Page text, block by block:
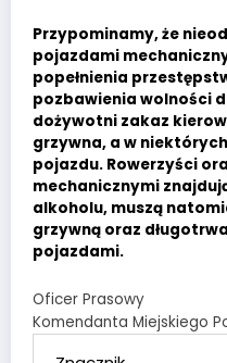
Przypominamy, że
pojazdami
popełnienia
pozbawienia wolności
dożywotni zakaz
grzywna, a w
pojazdu. Rowerzyści
mechanicznymi
alkoholu, muszą
grzywną oraz
pojazdami.
Oficer Prasowy
Komendanta Miejskiego